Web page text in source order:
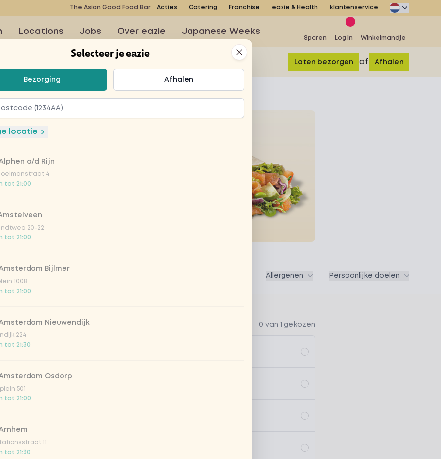
The Asian Good Food Bar Acties Catering Franchise eazie & Health klantenservice
Locations Jobs Over eazie Japanese Weeks
Sparen Log In Winkelmandje
Laten bezorgen of Afhalen
avocado, edamame
rodekool,
Allergenen Persoonlijke doelen
0 van 1 gekozen
sesam dressing
sojadressing
Close
Selecteer je eazie
Bezorging Afhalen
locatie
a/d Rijn
4
tot 21:00
20-22
tot 21:00
Bijlmer
1008
tot 21:00
Nieuwendijk
224
tot 21:30
Osdorp
501
tot 21:00
11
tot 21:30